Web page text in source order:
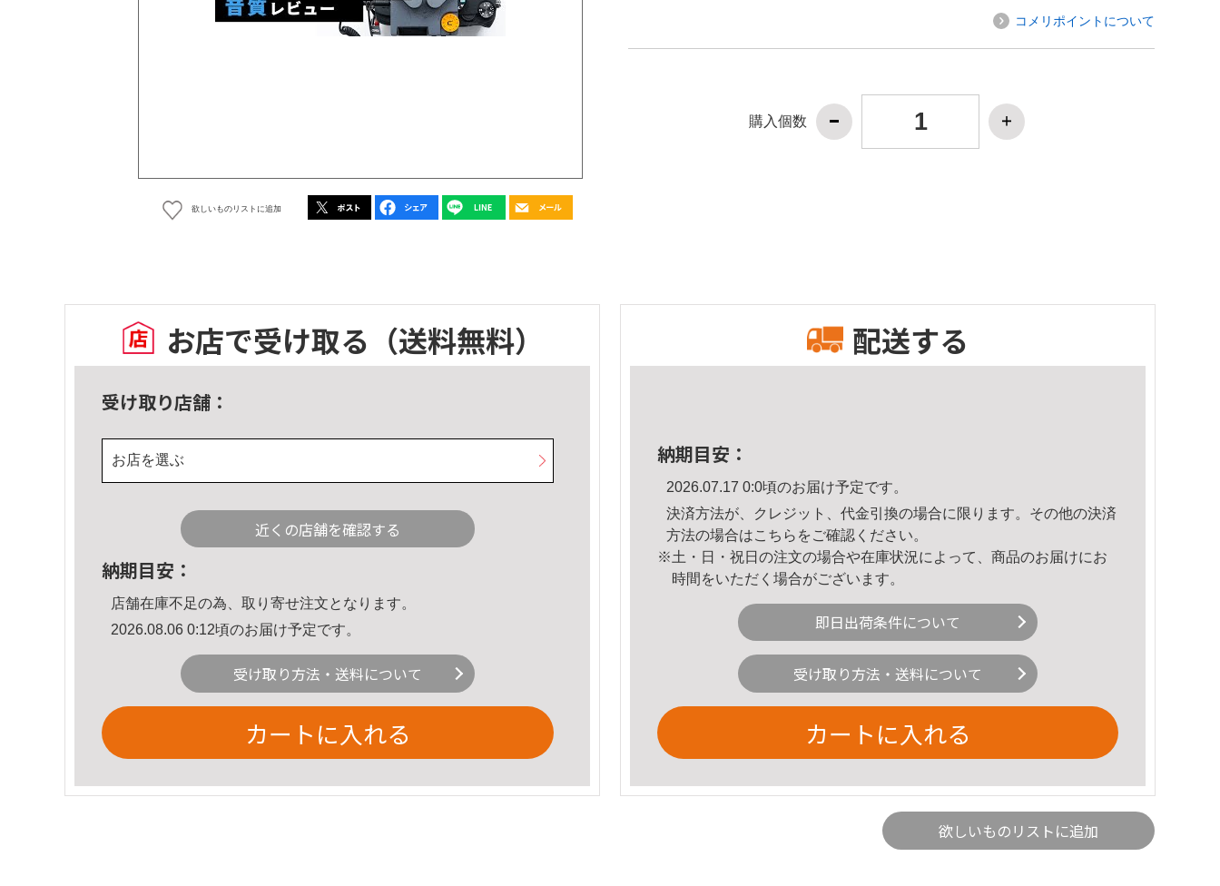
欲しいものリストに追加
コメリポイントについて
購入個数
お店で受け取る （送料無料）
受け取り店舗：
お店を選ぶ
近くの店舗を確認する
納期目安：
店舗在庫不足の為、取り寄せ注文となります。
2026.08.06 0:12頃のお届け予定です。
受け取り方法・送料について
カートに入れる
配送する
納期目安：
2026.07.17 0:0頃のお届け予定です。
決済方法が、クレジット、代金引換の場合に限ります。その他の決済
方法の場合はこちら をご確認ください。
※土・日・祝日の注文の場合や在庫状況によって、商品のお届けにお
時間をいただく場合がございます。
即日出荷条件について
受け取り方法・送料について
カートに入れる
欲しいものリストに追加